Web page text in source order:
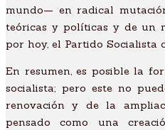
mundo— en radical
teóricas y políticas y de un
por hoy, el Partido Socialista
En resumen, es posible la
socialista; pero este no
renovación y de la
pensado como una